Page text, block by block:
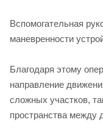
Вспомогательная
маневренности
Благодаря этому
направление
сложных участков,
пространства между